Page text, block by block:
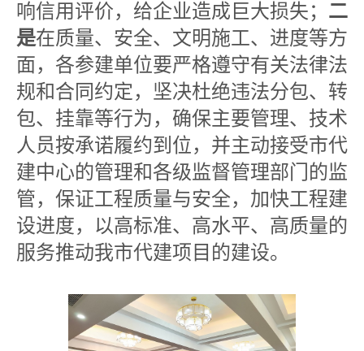
响信用评价，给企业造成巨大损失； 二
是在质量、安全、文明施工、进度等方
面，各参建单位要严格遵守有关法律法
规和合同约定，坚决杜绝违法分包、转
包、挂靠等行为，确保主要管理、技术
人员按承诺履约到位，并主动接受市代
建中心的管理和各级监督管理部门的监
管，保证工程质量与安全，加快工程建
设进度，以高标准、高水平、高质量的
服务推动我市代建项目的建设。